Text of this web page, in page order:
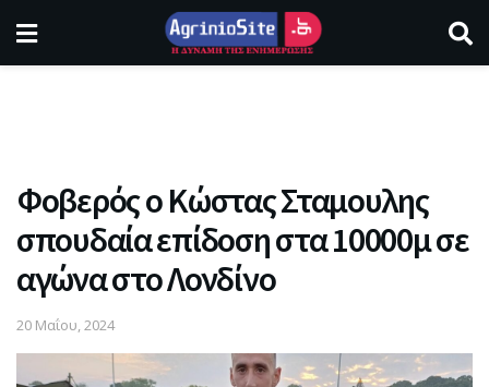
Φοβερός ο Κώστας Σταμουλης
σπουδαία επίδοση στα 10000μ σε
αγώνα στο Λονδίνο
20 Μαΐου, 2024